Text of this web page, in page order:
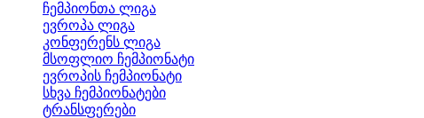
ჩემპიონთა ლიგა
ევროპა ლიგა
კონფერენს ლიგა
მსოფლიო ჩემპიონატი
ევროპის ჩემპიონატი
სხვა ჩემპიონატები
ტრანსფერები